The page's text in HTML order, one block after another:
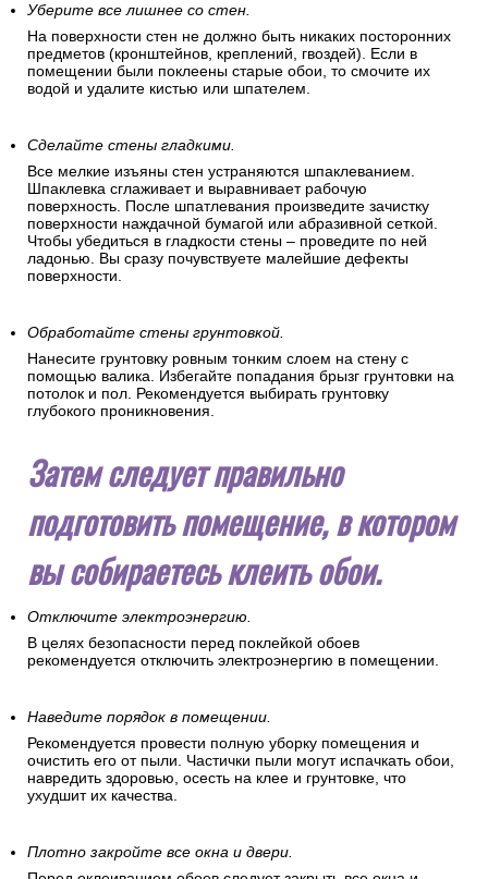
Уберите все лишнее со стен.
На поверхности стен не должно быть никаких посторонних
предметов (кронштейнов, креплений, гвоздей). Если в
помещении были поклеены старые обои, то смочите их
водой и удалите кистью или шпателем.
Сделайте стены гладкими.
Все мелкие изъяны стен устраняются шпаклеванием.
Шпаклевка сглаживает и выравнивает рабочую
поверхность. После шпатлевания произведите зачистку
поверхности наждачной бумагой или абразивной сеткой.
Чтобы убедиться в гладкости стены – проведите по ней
ладонью. Вы сразу почувствуете малейшие дефекты
поверхности.
Обработайте стены грунтовкой.
Нанесите грунтовку ровным тонким слоем на стену с
помощью валика. Избегайте попадания брызг грунтовки на
потолок и пол. Рекомендуется выбирать грунтовку
глубокого проникновения.
Затем следует правильно
подготовить помещение, в котором
вы собираетесь клеить обои.
Отключите электроэнергию.
В целях безопасности перед поклейкой обоев
рекомендуется отключить электроэнергию в помещении.
Наведите порядок в помещении.
Рекомендуется провести полную уборку помещения и
очистить его от пыли. Частички пыли могут испачкать обои,
навредить здоровью, осесть на клее и грунтовке, что
ухудшит их качества.
Плотно закройте все окна и двери.